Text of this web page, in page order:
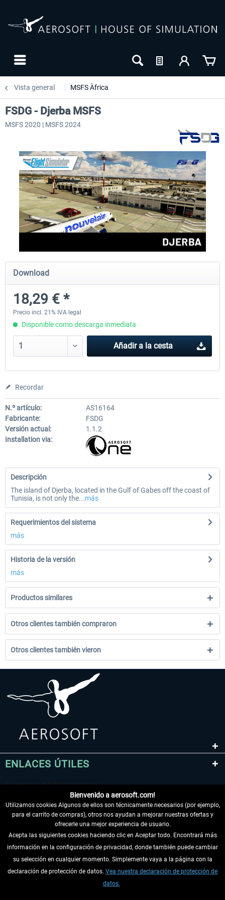
Vista general MSFS Àfrica
FSDG - Mauritius MSFS
30,25 € *
FSDG - Accra MSFS
FSDG - Djerba MSFS
MSFS 2020 | MSFS 2024
Download
18,29 € *
Precio incl. 21% IVA legal
Disponible como descarga inmediata
Añadir a la cesta
Recordar
N.º artículo:
AS16164
Fabricante:
FSDG
Versión actual:
1.1.2
Installation via:
Descripción
The island of Djerba, located in the Gulf of Gabes off the coast of
Tunisia, is not only the...más
Requerimientos del sistema
más
Historia de la versión
más
Productos similares
Otros clientes también compraron
Otros clientes también vieron
ENLACES ÚTILES
DESISTIR DEL CONTRATO
INFORMACIÓN
Bienvenido a aerosoft.com!
Utilizamos cookies Algunos de ellos son técnicamente necesarios (por ejemplo,
para el carrito de compras), otros nos ayudan a mejorar nuestras ofertas y
ofrecerle una mejor experiencia de usuario.
Acepta las siguientes cookies haciendo clic en Aceptar todo. Encontrará más
información en la configuración de privacidad, donde también puede cambiar
su selección en cualquier momento. Simplemente vaya a la página con la
declaración de protección de datos. Vea nuestra declaración de protección de
datos.